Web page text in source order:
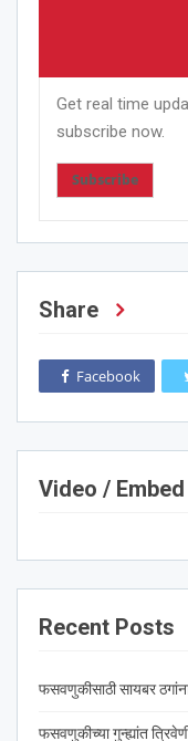
Get real time
subscribe now.
Subscribe
Share
Facebook
Video / Embed
Recent Posts
फसवणुकीसाठी सायबर
फसवणुकीच्या गुन्ह्यांत